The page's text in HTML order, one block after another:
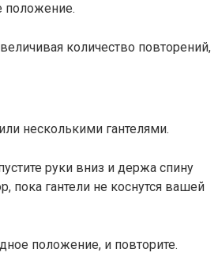
положение.
количество повторений,
несколькими гантелями.
руки вниз и держа спину
пока гантели не коснутся вашей
положение, и повторите.